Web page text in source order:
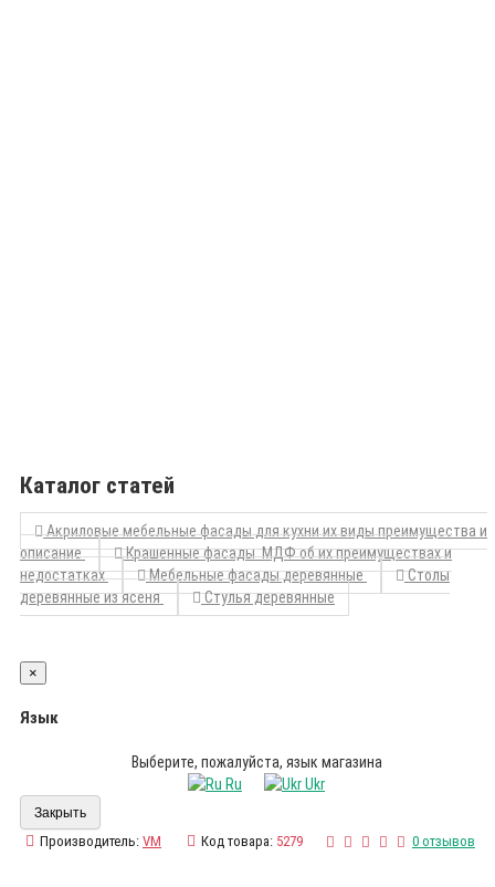
Каталог статей
Акриловые мебельные фасады для кухни их виды преимущества и
описание
Крашенные фасады МДФ об их преимуществах и
недостатках
Мебельные фасады деревянные
Столы
деревянные из ясеня
Стулья деревянные
×
Язык
Выберите, пожалуйста, язык магазина
Ru
Ukr
Закрыть
Производитель: VM Код товара: 5279 0 отзывов